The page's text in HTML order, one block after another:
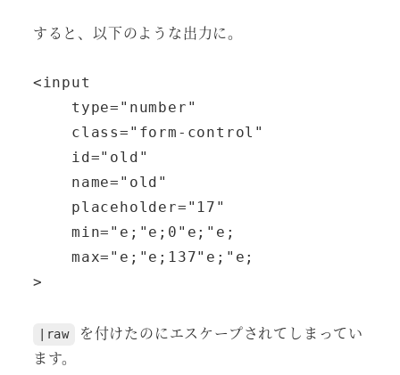
すると、以下のような出力に。
<input
|raw
を付けたのにエスケープされてしまってい
ます。